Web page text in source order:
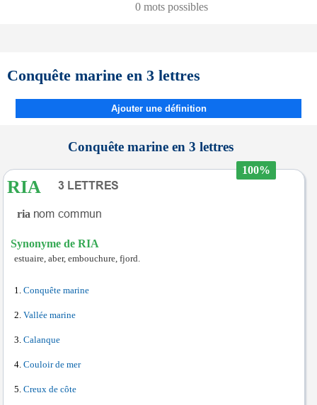
0 mots possibles
Conquête marine en 3 lettres
Ajouter une définition
Conquête marine en 3 lettres
100%
RIA
ria
Synonyme de RIA
estuaire, aber, embouchure, fjord.
Conquête marine
Vallée marine
Calanque
Couloir de mer
Creux de côte